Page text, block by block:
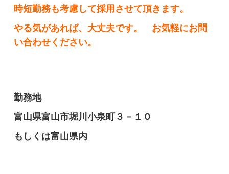
時短勤務も考慮して採用させて頂きます。
やる気があれば、大丈夫です。 お気軽にお問
い合わせください。
勤務地
富山県富山市堀川小泉町３－１０
もしくは富山県内